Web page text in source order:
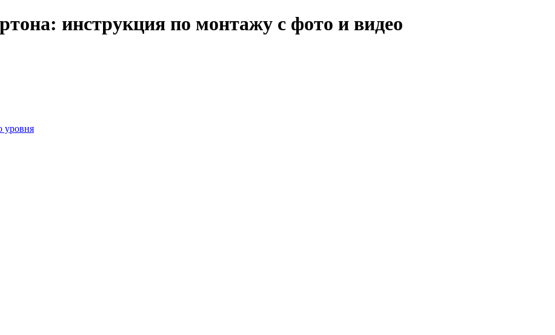
инструкция по монтажу с фото и видео
уровня